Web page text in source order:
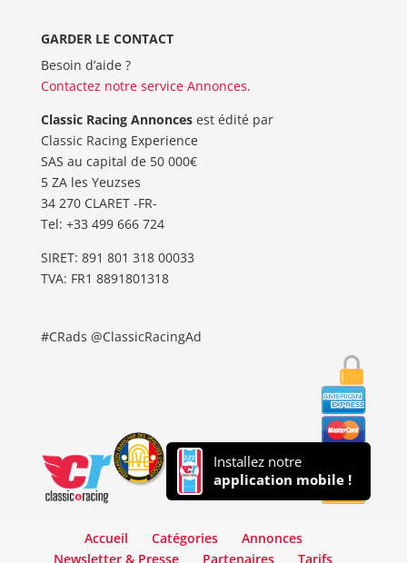
GARDER LE CONTACT
Besoin d’aide ?
Contactez notre service Annonces.
Classic Racing Annoncesest édité par
Classic Racing Experience
SAS au capital de 50 000€
5 ZA les Yeuzses
34 270 CLARET -FR-
Tel: ‭+33 499 666 724‬
SIRET: 891 801 318 00033
TVA: FR1 8891801318
#CRads @ClassicRacingAd
Installez notre
application mobile !
Accueil Catégories
Annonces
Newsletter & Presse
Partenaires Tarifs